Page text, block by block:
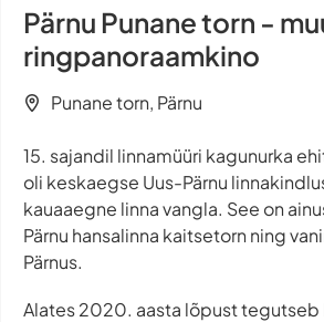
Pärnu Punane torn -
ringpanoraamkino
Punane torn, Pärnu
15. sajandil linnamüüri kagunurka
oli keskaegse Uus-Pärnu
kauaaegne linna vangla. See on
Pärnu hansalinna kaitsetorn ning
Pärnus.
Alates 2020. aasta lõpust tegutseb